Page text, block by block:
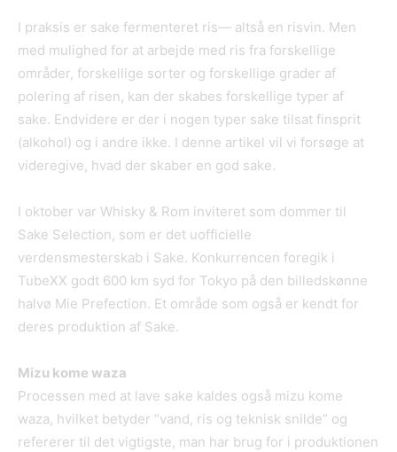
I praksis er sake fermenteret ris— altså en risvin. Men
med mulighed for at arbejde med ris fra forskellige
områder, forskellige sorter og forskellige grader af
polering af risen, kan der skabes forskellige typer af
sake. Endvidere er der i nogen typer sake tilsat finsprit
(alkohol) og i andre ikke. I denne artikel vil vi forsøge at
videregive, hvad der skaber en god sake.
I oktober var Whisky & Rom inviteret som dommer til
Sake Selection, som er det uofficielle
verdensmesterskab i Sake. Konkurrencen foregik i
TubeXX godt 600 km syd for Tokyo på den billedskønne
halvø Mie Prefection. Et område som også er kendt for
deres produktion af Sake.
Mizu kome waza
Processen med at lave sake kaldes også mizu kome
waza, hvilket betyder “vand, ris og teknisk snilde” og
refererer til det vigtigste, man har brug for i produktionen